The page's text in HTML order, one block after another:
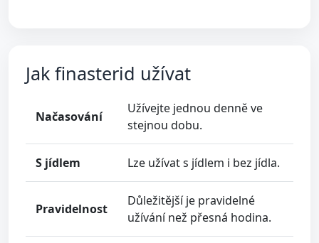
Jak finasterid užívat
Načasování
Užívejte jednou denně ve
stejnou dobu.
S jídlem Lze užívat s jídlem i bez jídla.
Pravidelnost
Důležitější je pravidelné
užívání než přesná hodina.